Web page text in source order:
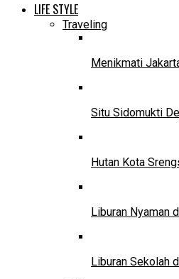
LIFE STYLE
Traveling
Menikmati
Situ Sidomukti
Hutan Kota
Liburan Nyaman
Liburan Sekolah